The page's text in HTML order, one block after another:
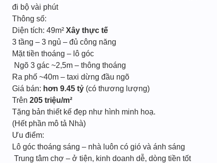
đi bộ vài phút
Thông số:
Diện tích: 49m² Xây thực tế
3 tầng – 3 ngủ – đủ công năng
Mặt tiền thoáng – lô góc
️ Ngõ 3 gác ~2,5m – thông thoáng
Ra phố ~40m – taxi dừng đầu ngõ
Giá bán: hơn 9.45 tỷ (có thương lượng)
Trên 205 triệu/m²
Tặng bản thiết kế đẹp như hình minh hoạ.
(Hết phần mô tả Nhà)
Ưu điểm:
Lô góc thoáng sáng – nhà luôn có gió và ánh sáng
️ Trung tâm chợ – ở tiện, kinh doanh dễ, dòng tiền tốt